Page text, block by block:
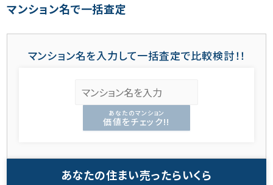
マンション名で一括査定
マンション名を入力して一括査定で比較検討！！
あなたのマンション
価値をチェック!!
あなたの住まい売ったらいくら